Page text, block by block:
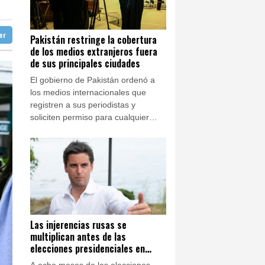
37 °C
Ibiza
31 °C
José
37 °C
la Leagues Cup
en la Champions
investigación sobre su entrenador
Pakistán restringe la cobertura
de los medios extranjeros fuera
de sus principales ciudades
El gobierno de Pakistán ordenó a
los medios internacionales que
registren a sus periodistas y
soliciten permiso para cualquier
principales del país, lo que ha
generado preocupación entre
grupos de derechos humanos sobre
la libertad de prensa.
Las injerencias rusas se
multiplican antes de las
elecciones presidenciales en
Francia